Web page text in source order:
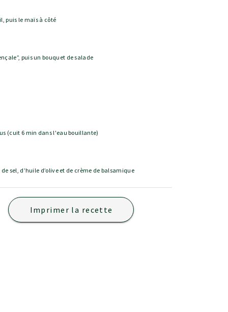
puis le maïs à côté
puis un bouquet de salade
(cuit 6 min dans l'eau bouillante)
sel, d’huile d’olive et de crème de balsamique
Imprimer la recette